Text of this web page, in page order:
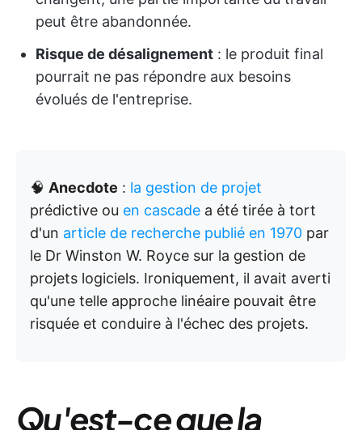
peut être abandonnée.
Risque de désalignement : le produit final
pourrait ne pas répondre aux besoins
évolués de l'entreprise.
🧠 Anecdote : la gestion de projet
prédictive ou en cascade a été tirée à tort
d'un article de recherche publié en 1970 par
le Dr Winston W. Royce sur la gestion de
projets logiciels. Ironiquement, il avait averti
qu'une telle approche linéaire pouvait être
risquée et conduire à l'échec des projets.
Qu'est-ce que la